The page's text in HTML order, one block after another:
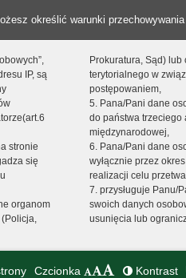
określić warunki
IP, są
stronie
się
organom
Prokuratura, Sąd)
terytorialnego w
postępowaniem,
5. Pana/Pani dane
do państwa trzeciego
międzynarodowej,
6. Pana/Pani dane
wyłącznie przez
realizacji celu
7. przysługuje Panu/
swoich danych
usunięcia lub
Czcionka Kontrast